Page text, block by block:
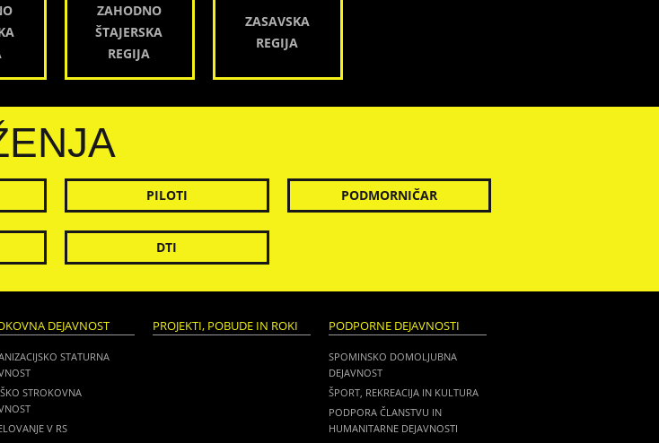
ZAHODNO
ŠTAJERSKA
REGIJA
ZASAVSKA
REGIJA
PILOTI PODMORNIČAR
DTI
DEJAVNOST
STATURNA
STROKOVNA
V RS
PROJEKTI, POBUDE IN ROKI PODPORNE DEJAVNOSTI
SPOMINSKO DOMOLJUBNA
DEJAVNOST
ŠPORT, REKREACIJA IN KULTURA
PODPORA ČLANSTVU IN
HUMANITARNE DEJAVNOSTI